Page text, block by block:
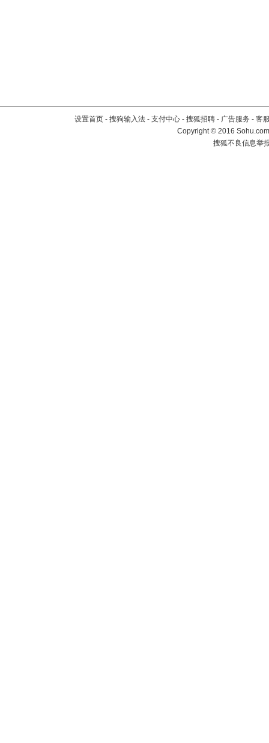
设置首页 - 搜狗输入法 - 支付中心 - 搜狐招聘 - 广告服务 - 客
Copyright©2016
搜狐不良信息举